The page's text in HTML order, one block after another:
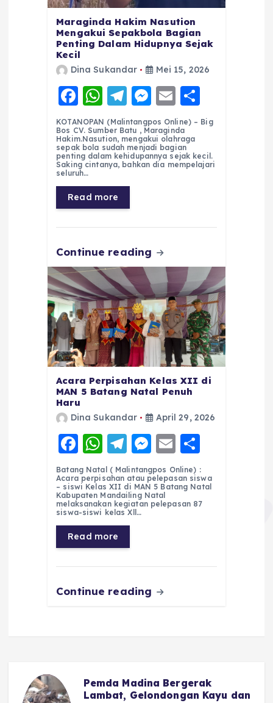
Maraginda Hakim Nasution
Mengakui Sepakbola Bagian
Penting Dalam Hidupnya Sejak
Kecil
Dina Sukandar Mei 15, 2026
F
a
c
e
b
o
o
k
W
h
a
ts
A
p
p
T
el
e
g
r
a
m
M
e
ss
e
n
E
m
ai
l
h
a
re
KOTANOPAN (Malintangpos Online) – Big
Bos CV. Sumber Batu , Maraginda
Hakim.Nasution, mengakui olahraga
sepak bola sudah menjadi bagian
penting dalam kehidupannya sejak kecil.
Saking cintanya, bahkan dia mempelajari
seluruh…
Read more
Continue reading
Acara Perpisahan Kelas XII di
MAN 5 Batang Natal Penuh
Haru
Dina Sukandar April 29, 2026
F
a
c
e
b
o
o
W
h
a
ts
A
p
p
T
el
e
g
r
m
M
e
ss
e
er
E
m
ai
l
h
a
re
Batang Natal ( Malintangpos Online) :
Acara perpisahan atau pelepasan siswa
– siswi Kelas XII di MAN 5 Batang Natal
Kabupaten Mandailing Natal
melaksanakan kegiatan pelepasan 87
siswa-siswi kelas Xll…
Read more
Continue reading
Pemda Madina Bergerak
Lambat, Gelondongan Kayu dan